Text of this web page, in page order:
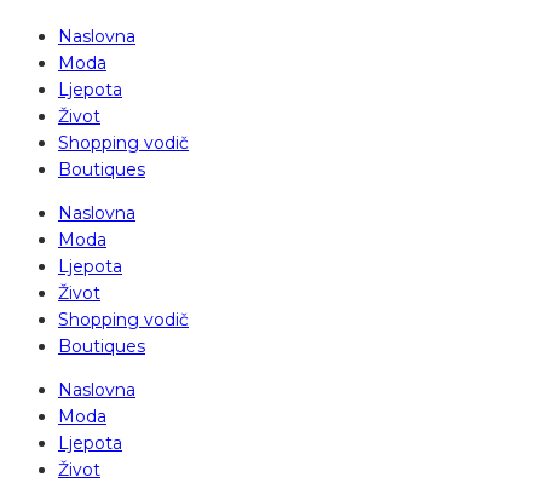
Naslovna
Moda
Ljepota
Život
Shopping vodič
Boutiques
Naslovna
Moda
Ljepota
Život
Shopping vodič
Boutiques
Naslovna
Moda
Ljepota
Život